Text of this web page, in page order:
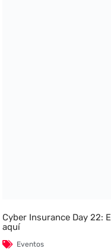
Cyber Insurance Day 22:
aquí
Eventos